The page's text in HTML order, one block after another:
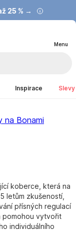
25 % →
Menu
Inspirace
na Bonami
koberce, která na
letům zkušeností,
přísných regulací
pomohou vytvořit
individuálního